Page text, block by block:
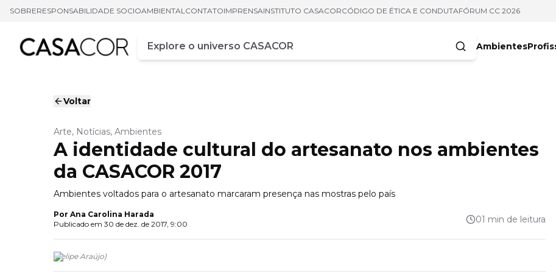
SOBRERESPONSABILIDADE SOCIOAMBIENTALCONTATOIMPRENSAINSTITUTO CASACORCÓDIGO DE ÉTICA E CONDUTAFÓRUM CC 2026
Campo de busca
Digite pelo menos três caracteres
Ambientes
Voltar
Arte, Notícias, Ambientes
A identidade cultural do artesanato nos ambientes
da CASACOR 2017
Ambientes voltados para o artesanato marcaram presença nas mostras pelo país
Por Ana Carolina Harada
Publicado em 30 de dez. de 2017, 9:00 01 min de leitura
(Felipe Araújo)